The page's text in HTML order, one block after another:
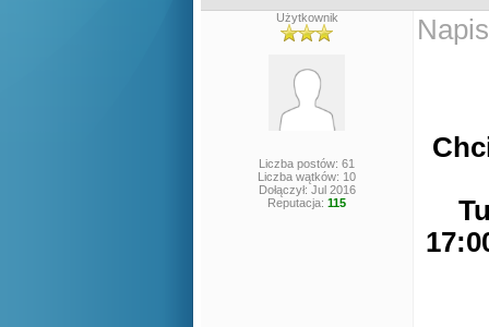
Użytkownik
Liczba postów: 61
Liczba wątków: 10
Dołączył: Jul 2016
Reputacja: 115